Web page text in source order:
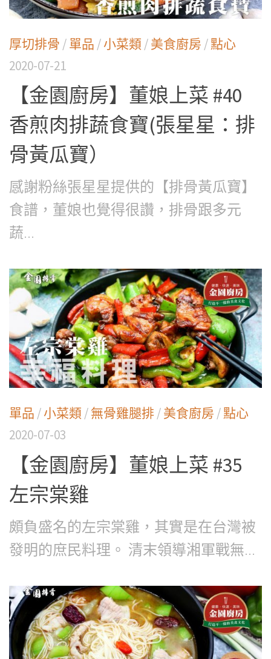
厚切排骨 /單品 /小菜類 /美食廚房 /點心
2020-07-21
【金園廚房】董娘上菜 #40
香煎肉排蔬食寶(張星星：排
骨黃瓜寶）
感謝粉絲張星星提供的【排骨黃瓜寶】
食譜，董娘也覺得很讚，排骨跟多元
蔬...
單品 /小菜類 /無骨雞腿排/美食廚房 /點心
2020-07-03
【金園廚房】董娘上菜 #35
左宗棠雞
頗負盛名的左宗棠雞，其實是在台灣被
發明的庶民料理。 清末領導湘軍戰無...